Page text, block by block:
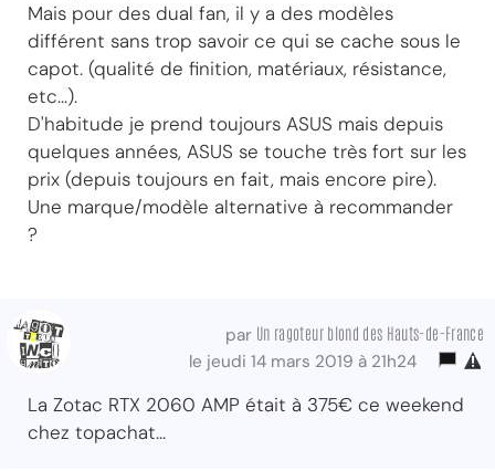
Mais pour des dual fan, il y a des modèles
différent sans trop savoir ce qui se cache sous le
capot. (qualité de finition, matériaux, résistance,
etc...).
D'habitude je prend toujours ASUS mais depuis
quelques années, ASUS se touche très fort sur les
prix (depuis toujours en fait, mais encore pire).
Une marque/modèle alternative à recommander
?
par Un ragoteur blond des Hauts-de-France
le jeudi 14 mars 2019 à 21h24
La Zotac RTX 2060 AMP était à 375€ ce weekend
chez topachat...